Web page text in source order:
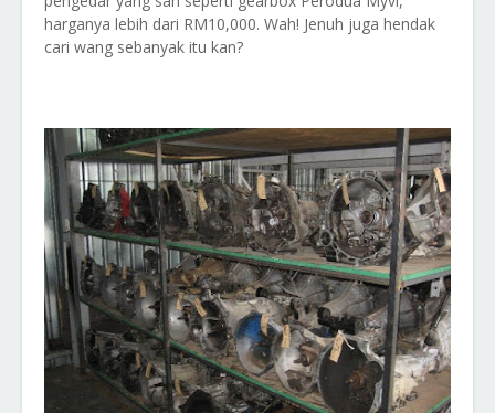
harganya lebih dari RM10,000. Wah! Jenuh juga hendak
cari wang sebanyak itu kan?